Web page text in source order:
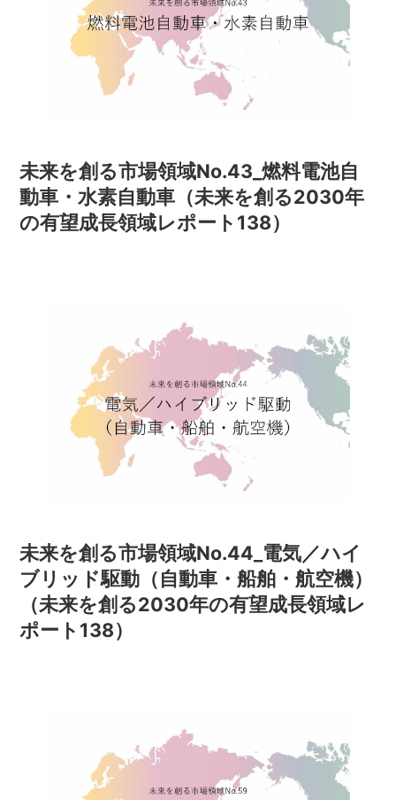
未来を創る市場領域No.43_燃料電池自
動車・水素自動車（未来を創る2030年
の有望成長領域レポート138）
未来を創る市場領域No.44_電気／ハイ
ブリッド駆動（自動車・船舶・航空機）
（未来を創る2030年の有望成長領域レ
ポート138）